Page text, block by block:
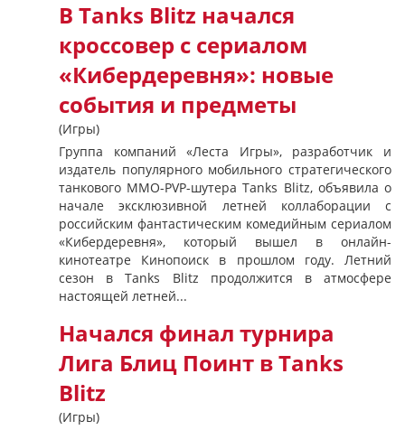
В Tanks Blitz начался
кроссовер с сериалом
«Кибердеревня»: новые
события и предметы
(Игры)
Группа компаний «Леста Игры», разработчик и
издатель популярного мобильного стратегического
танкового MMO-PVP-шутера Tanks Blitz, объявила о
начале эксклюзивной летней коллаборации с
российским фантастическим комедийным сериалом
«Кибердеревня», который вышел в онлайн-
кинотеатре Кинопоиск в прошлом году. Летний
сезон в Tanks Blitz продолжится в атмосфере
настоящей летней...
Начался финал турнира
Лига Блиц Поинт в Tanks
Blitz
(Игры)